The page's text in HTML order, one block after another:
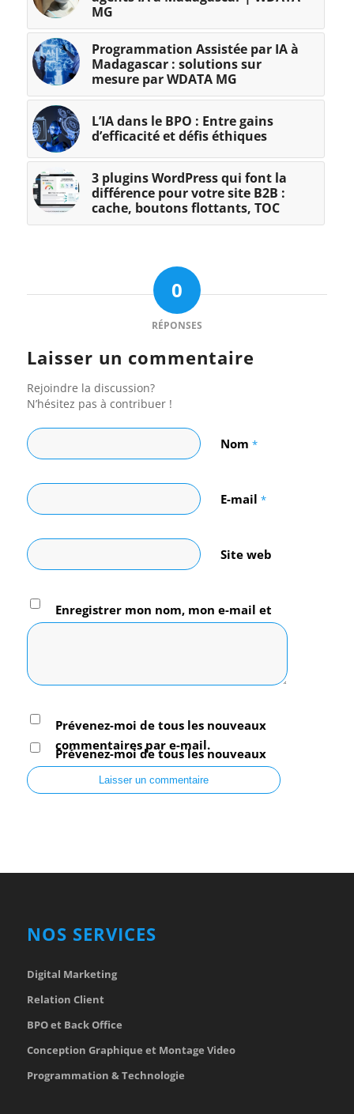
MG
Programmation Assistée par IA à
Madagascar : solutions sur
mesure par WDATA MG
L’IA dans le BPO : Entre gains
d’efficacité et défis éthiques
3 plugins WordPress qui font la
différence pour votre site B2B :
cache, boutons flottants, TOC
0
RÉPONSES
Laisser un commentaire
Rejoindre la discussion?
N’hésitez pas à contribuer !
Nom *
E-mail *
Site web
Enregistrer mon nom, mon e-mail et
mon site dans le navigateur pour mon
Prévenez-moi de tous les nouveaux
commentaires par e-mail.
Prévenez-moi de tous les nouveaux
articles par e-mail.
NOS SERVICES
Digital Marketing
Relation Client
BPO et Back Office
Conception Graphique et Montage Video
Programmation & Technologie